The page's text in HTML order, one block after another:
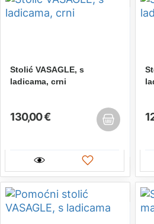
Stolić VASAGLE, s
ladicama, crni
130,00 €